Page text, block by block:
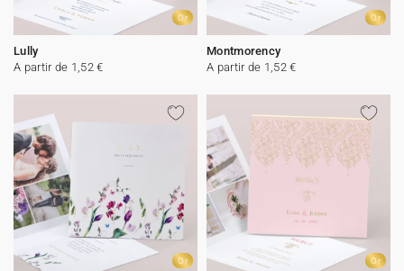
Or
Lully
A partir de 1,52 €
Or
Montmorency
A partir de 1,52 €
Or Or